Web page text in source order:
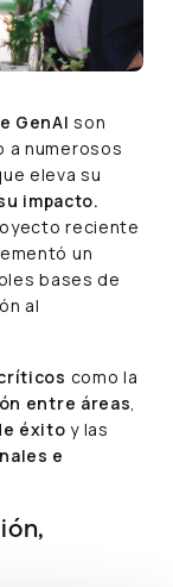
GenAI son
a numerosos
eleva su
impacto.
reciente
un
bases de
al
como la
entre áreas,
éxito y las
e